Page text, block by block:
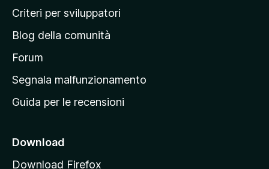
i
a
p
r
n
i
Criteri per sviluppatori
Blog della comunità
Forum
Segnala malfunzionamento
Guida per le recensioni
Download
Download Firefox